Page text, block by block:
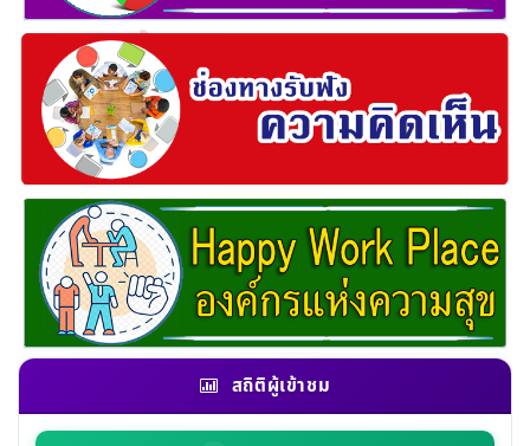
สถิติผู้เข้าชม